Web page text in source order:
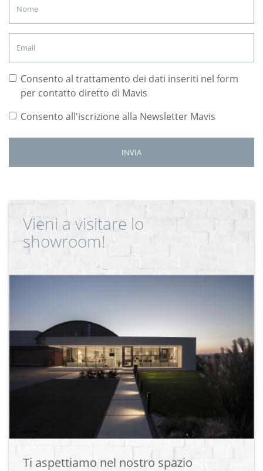
Consento al trattamento dei dati inseriti nel form
per contatto diretto di Mavis
Consento all'iscrizione alla Newsletter Mavis
Vieni a visitare lo
showroom!
Ti aspettiamo nel nostro spazio